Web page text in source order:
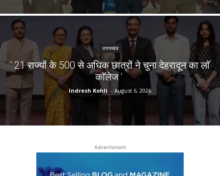
उत्तराखंड
‘ 21 राज्यों के 500 से अधिक छात्रों ने चुना देहरादून का लाॅ
काॅलेज ‘
Indresh Kohli - August 6, 2026
Advertisment